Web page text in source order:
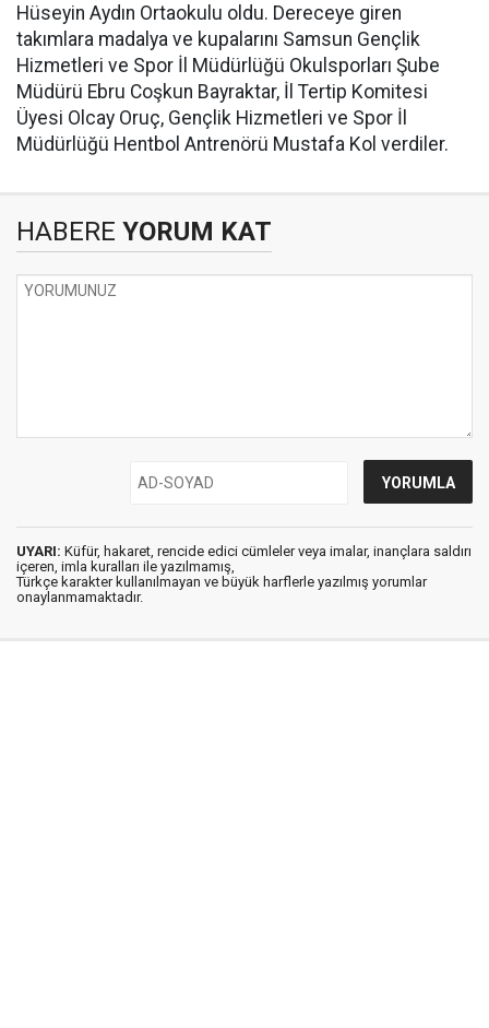
Hüseyin Aydın Ortaokulu oldu. Dereceye giren
takımlara madalya ve kupalarını Samsun Gençlik
Hizmetleri ve Spor İl Müdürlüğü Okulsporları Şube
Müdürü Ebru Coşkun Bayraktar, İl Tertip Komitesi
Üyesi Olcay Oruç, Gençlik Hizmetleri ve Spor İl
Müdürlüğü Hentbol Antrenörü Mustafa Kol verdiler.
HABERE YORUM KAT
UYARI: Küfür, hakaret, rencide edici cümleler veya imalar, inançlara saldırı
içeren, imla kuralları ile yazılmamış,
Türkçe karakter kullanılmayan ve büyük harflerle yazılmış yorumlar
onaylanmamaktadır.